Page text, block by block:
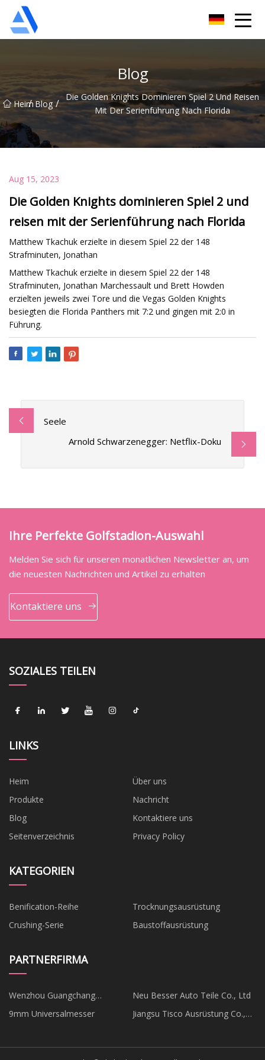
Blog
Heim
/ Blog /
Die Golden Knights Dominieren Spiel 2 Und Reisen
Mit Der Serienführung Nach Florida
Aug 15, 2023
Die Golden Knights dominieren Spiel 2 und
reisen mit der Serienführung nach Florida
Matthew Tkachuk erzielte in diesem Spiel 22 der 148
Strafminuten, Jonathan
Matthew Tkachuk erzielte in diesem Spiel 22 der 148
Strafminuten, Jonathan Marchessault und Brett Howden
erzielten jeweils zwei Tore und die Vegas Golden Knights
besiegten die Florida Panthers mit 7:2 und gingen mit 2:0 in
Führung.
Seele
Arnold Schwarzenegger: Netflix-Doku
Ihre Perfekte Golfstadion-Auswahl
Melden Sie sich für unseren monatlichen Newsletter an, um
die neuesten Nachrichten und Artikel zu erhalten
Kontaktiere uns
SOZIALES TEILEN
LINKS
Heim
Über uns
Produkte
Nachricht
Blog
Kontaktiere uns
Seitenverzeichnis
Privacy Policy
KATEGORIEN
Benification-Reihe
Trocknungsausrüstung
Crushing-Serie
Baustoffausrüstung
PARTNERFIRMA
Wenzhou Guangchang
Hardwares Co., Ltd.
Neu Besser Auto Teile Co., Ltd
9mm Universalmesser
Jiangsu Tisco Ausrüstung Co.,